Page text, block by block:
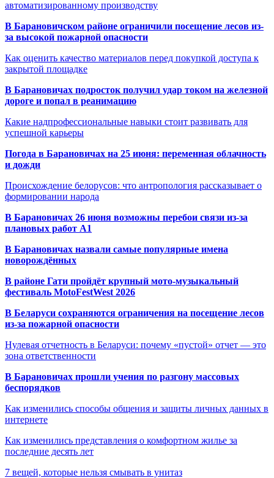
автоматизированному производству
В Барановичском районе ограничили посещение лесов из-
за высокой пожарной опасности
Как оценить качество материалов перед покупкой доступа к
закрытой площадке
В Барановичах подросток получил удар током на железной
дороге и попал в реанимацию
Какие надпрофессиональные навыки стоит развивать для
успешной карьеры
Погода в Барановичах на 25 июня: переменная облачность
и дожди
Происхождение белорусов: что антропология рассказывает о
формировании народа
В Барановичах 26 июня возможны перебои связи из-за
плановых работ A1
В Барановичах назвали самые популярные имена
новорождённых
В районе Гати пройдёт крупный мото-музыкальный
фестиваль MotoFestWest 2026
В Беларуси сохраняются ограничения на посещение лесов
из-за пожарной опасности
Нулевая отчетность в Беларуси: почему «пустой» отчет — это
зона ответственности
В Барановичах прошли учения по разгону массовых
беспорядков
Как изменились способы общения и защиты личных данных в
интернете
Как изменились представления о комфортном жилье за
последние десять лет
7 вещей, которые нельзя смывать в унитаз